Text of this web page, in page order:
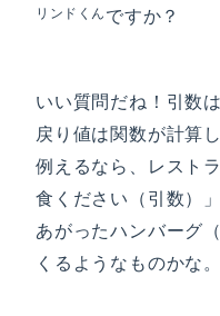
リンドくんですか？
いい質問だね！引数
戻り値は関数が計算
例えるなら、レスト
食ください（引数）
あがったハンバーグ
くるようなものかな。